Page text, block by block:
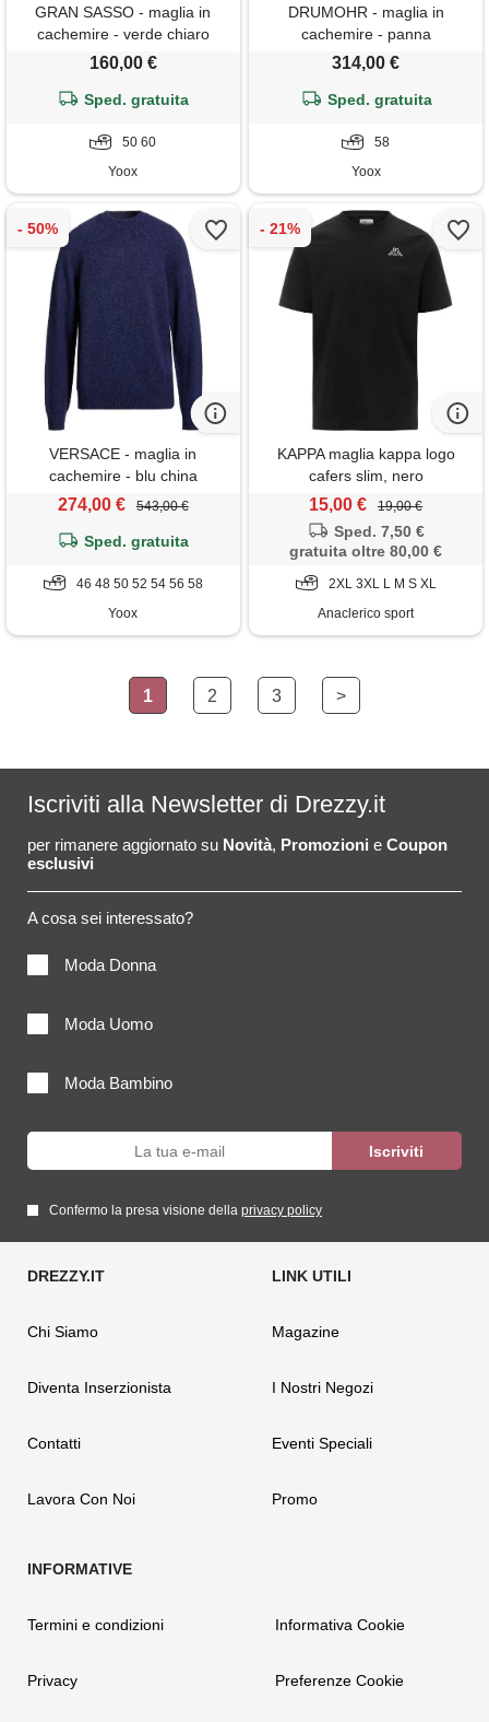
GRAN SASSO - maglia in
cachemire - verde chiaro
160,00 €
Sped. gratuita
50 60
Yoox
DRUMOHR - maglia in
cachemire - panna
314,00 €
Sped. gratuita
58
Yoox
VERSACE - maglia in
cachemire - blu china
274,00 € 543,00 €
Sped. gratuita
46 48 50 52 54 56 58
Yoox
KAPPA maglia kappa logo
cafers slim, nero
15,00 € 19,00 €
Sped. 7,50 €
gratuita oltre 80,00 €
2XL 3XL L M S XL
Anaclerico sport
1 2 3 >
Iscriviti alla Newsletter di Drezzy.it
per rimanere aggiornato su Novità, Promozioni e Coupon
esclusivi
A cosa sei interessato?
Moda Donna
Moda Uomo
Moda Bambino
Confermo la presa visione della privacy policy
Chi Siamo
Diventa Inserzionista
Contatti
Lavora Con Noi
Magazine
I Nostri Negozi
Eventi Speciali
Promo
Termini e condizioni
Privacy
Informativa Cookie
Preferenze Cookie